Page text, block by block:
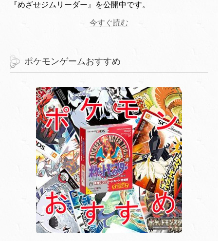
『めざせジムリーダー』を公開中です。
今すぐ読む
ポケモンゲームおすすめ